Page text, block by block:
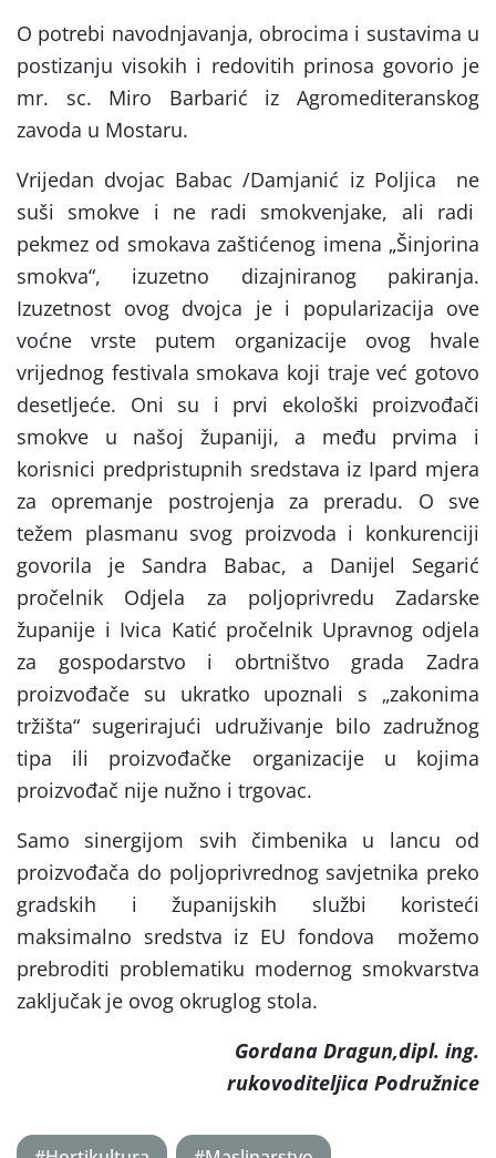
O potrebi navodnjavanja, obrocima i sustavima u
postizanju visokih i redovitih prinosa govorio je
mr. sc. Miro Barbarić iz Agromediteranskog
zavoda u Mostaru.
Vrijedan dvojac Babac /Damjanić iz Poljica ne
suši smokve i ne radi smokvenjake, ali radi
pekmez od smokava zaštićenog imena „Šinjorina
smokva“, izuzetno dizajniranog pakiranja.
Izuzetnost ovog dvojca je i popularizacija ove
voćne vrste putem organizacije ovog hvale
vrijednog festivala smokava koji traje već gotovo
desetljeće. Oni su i prvi ekološki proizvođači
smokve u našoj županiji, a među prvima i
korisnici predpristupnih sredstava iz Ipard mjera
za opremanje postrojenja za preradu. O sve
težem plasmanu svog proizvoda i konkurenciji
govorila je Sandra Babac, a Danijel Segarić
pročelnik Odjela za poljoprivredu Zadarske
županije i Ivica Katić pročelnik Upravnog odjela
za gospodarstvo i obrtništvo grada Zadra
proizvođače su ukratko upoznali s „zakonima
tržišta“ sugerirajući udruživanje bilo zadružnog
tipa ili proizvođačke organizacije u kojima
proizvođač nije nužno i trgovac.
Samo sinergijom svih čimbenika u lancu od
proizvođača do poljoprivrednog savjetnika preko
gradskih i županijskih službi koristeći
maksimalno sredstva iz EU fondova možemo
prebroditi problematiku modernog smokvarstva
zaključak je ovog okruglog stola.
Gordana Dragun,dipl. ing.
rukovoditeljica Podružnice